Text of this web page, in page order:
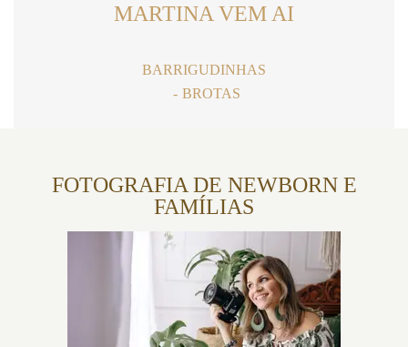
MARTINA VEM AI
BARRIGUDINHAS
BROTAS
FOTOGRAFIA DE NEWBORN E
FAMÍLIAS